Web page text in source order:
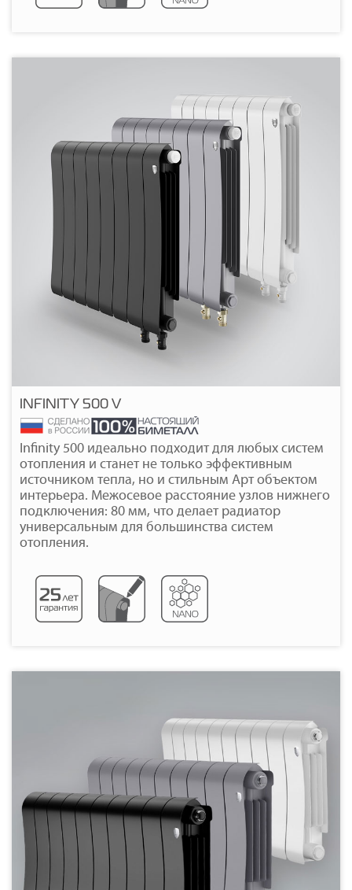
Подробнее
INFINITY 500 V
Infinity 500 идеально подходит для любых систем
отопления и станет не только эффективным
источником тепла, но и стильным Арт объектом
интерьера. Межосевое расстояние узлов нижнего
подключения: 80 мм, что делает радиатор
универсальным для большинства систем
отопления.